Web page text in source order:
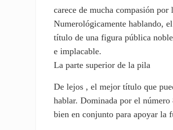
carece de mucha compasión
Numerológicamente hablando,
título de una figura pública
e implacable.
La parte superior de la pila
De lejos , el mejor título que
hablar. Dominada por el
bien en conjunto para apoyar la